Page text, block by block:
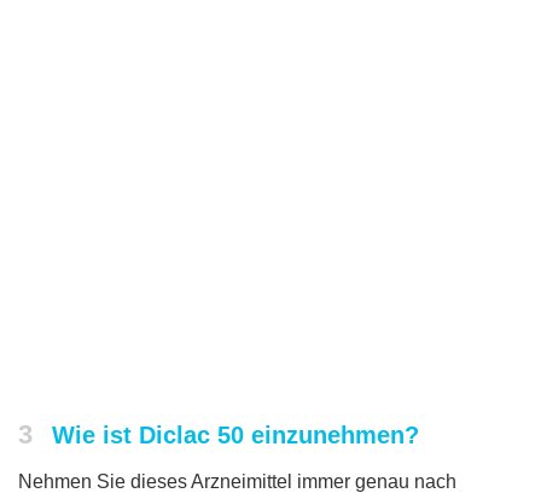
3 Wie ist Diclac 50 einzunehmen?
Nehmen Sie dieses Arzneimittel immer genau nach